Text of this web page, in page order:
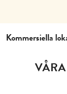
Kommersiella